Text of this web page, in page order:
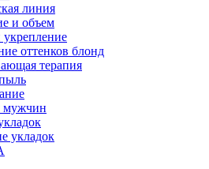
линия
и объем
оттенков блонд
терапия
мужчин
укладок